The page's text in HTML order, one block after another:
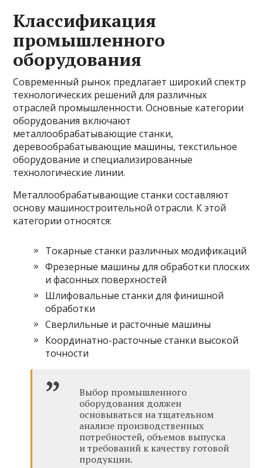
Классификация
промышленного
оборудования
Современный рынок предлагает широкий спектр
технологических решений для различных
отраслей промышленности. Основные категории
оборудования включают
металлообрабатывающие станки,
деревообрабатывающие машины, текстильное
оборудование и специализированные
технологические линии.
Металлообрабатывающие станки составляют
основу машиностроительной отрасли. К этой
категории относятся:
Токарные станки различных модификаций
Фрезерные машины для обработки плоских
и фасонных поверхностей
Шлифовальные станки для финишной
обработки
Сверлильные и расточные машины
Координатно-расточные станки высокой
точности
Выбор промышленного
оборудования должен
основываться на тщательном
анализе производственных
потребностей, объемов выпуска
и требований к качеству готовой
продукции.